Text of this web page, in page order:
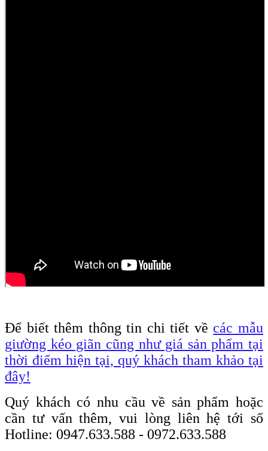
Để biết thêm thông tin chi tiết về các mẫu
giường kéo giãn cũng như giá sản phẩm tại
thời điểm hiện tại, quý khách tham khảo tại
đây!
Quý khách có nhu cầu về sản phẩm hoặc
cần tư vấn thêm, vui lòng liên hệ tới số
Hotline: 0947.633.588 - 0972.633.588